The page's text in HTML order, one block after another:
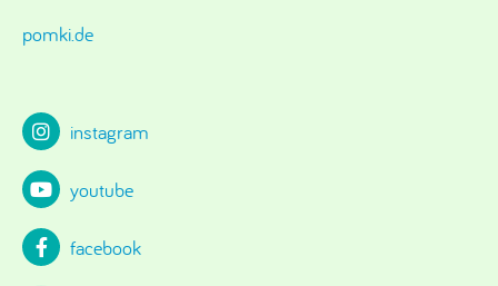
pomki.de
instagram
youtube
facebook